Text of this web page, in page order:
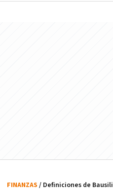
FINANZAS / Definiciones de Bausili